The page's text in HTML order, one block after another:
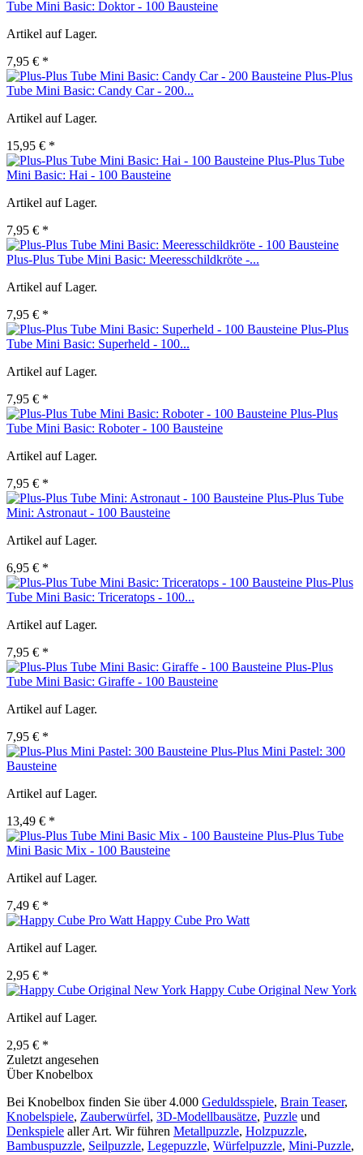
Tube Mini Basic: Doktor - 100 Bausteine
Artikel auf Lager.
7,95 € *
Plus-Plus
Tube Mini Basic: Candy Car - 200...
Artikel auf Lager.
15,95 € *
Plus-Plus Tube
Mini Basic: Hai - 100 Bausteine
Artikel auf Lager.
7,95 € *
Plus-Plus Tube Mini Basic: Meeresschildkröte -...
Artikel auf Lager.
7,95 € *
Plus-Plus
Tube Mini Basic: Superheld - 100...
Artikel auf Lager.
7,95 € *
Plus-Plus
Tube Mini Basic: Roboter - 100 Bausteine
Artikel auf Lager.
7,95 € *
Plus-Plus Tube
Mini: Astronaut - 100 Bausteine
Artikel auf Lager.
6,95 € *
Plus-Plus
Tube Mini Basic: Triceratops - 100...
Artikel auf Lager.
7,95 € *
Plus-Plus
Tube Mini Basic: Giraffe - 100 Bausteine
Artikel auf Lager.
7,95 € *
Plus-Plus Mini Pastel: 300
Bausteine
Artikel auf Lager.
13,49 € *
Plus-Plus Tube
Mini Basic Mix - 100 Bausteine
Artikel auf Lager.
7,49 € *
Happy Cube Pro Watt
Artikel auf Lager.
2,95 € *
Happy Cube Original New York
Artikel auf Lager.
2,95 € *
Zuletzt angesehen
Über Knobelbox
Bei Knobelbox finden Sie über 4.000 Geduldsspiele, Brain Teaser,
Knobelspiele, Zauberwürfel, 3D-Modellbausätze, Puzzle und
Denkspiele aller Art. Wir führen Metallpuzzle, Holzpuzzle,
Bambuspuzzle, Seilpuzzle, Legepuzzle, Würfelpuzzle, Mini-Puzzle,